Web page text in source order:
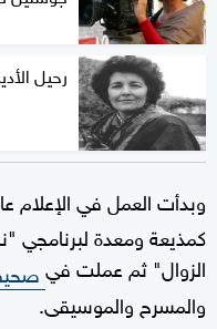
رحيل
وبدأت العمل في الإعلام عام 1959
كمذيعة ومعدة
الزوال" ثم عملت في
والمسرح والموسيقى.